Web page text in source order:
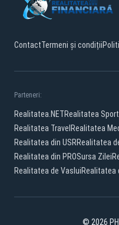
ContactTermeni și condiții
Parteneri:
Realitatea.NETRealitatea
Realitatea Travel Realitatea
Realitatea din USRRealitatea
Realitatea din PROSursa Zilei
Realitatea de VasluiRealitatea
© 2026